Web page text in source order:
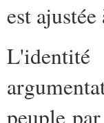
est
peuple